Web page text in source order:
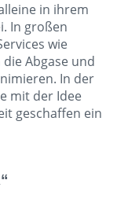
in ihrem
In großen
wie
Abgase und
In der
mit der Idee
geschaffen ein